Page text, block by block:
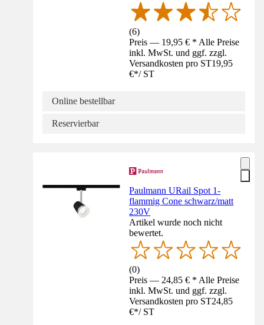
(6)
Preis — 19,95 € * Alle Preise
inkl. MwSt. und ggf. zzgl.
Versandkosten pro ST19,95
€*/ ST
Online bestellbar
Reservierbar
Paulmann URail Spot 1-
flammig Cone schwarz/matt
230V
Artikel wurde noch nicht
bewertet.
(0)
Preis — 24,85 € * Alle Preise
inkl. MwSt. und ggf. zzgl.
Versandkosten pro ST24,85
€*/ ST